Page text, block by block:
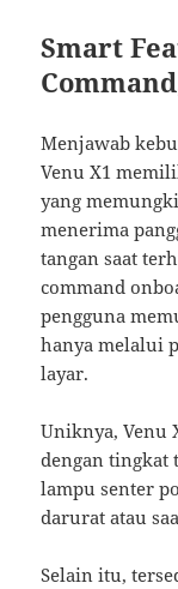
Smart
Menjawab
Venu X1
yang
menerima
tangan saat
command
pengguna
hanya melalui
layar.
Uniknya, Venu
dengan tingkat
lampu senter
darurat atau
Selain itu,